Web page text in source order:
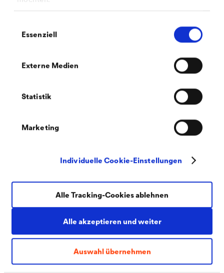
Essenziell
Externe Medien
Statistik
Marketing
Individuelle Cookie-Einstellungen
Alle akzeptieren und weiter
Auswahl übernehmen
Alle Tracking-Cookies ablehnen
PDF | 302,3 kB
SatiDur AquaPU (DE)
CWS_WERTLACK®_Lieferprogramm